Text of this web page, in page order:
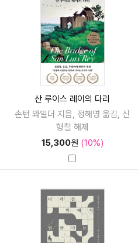
산 루이스 레이의 다리
손턴 와일더 지음, 정해영 옮김, 신
형철 해제
15,300원 (10%)